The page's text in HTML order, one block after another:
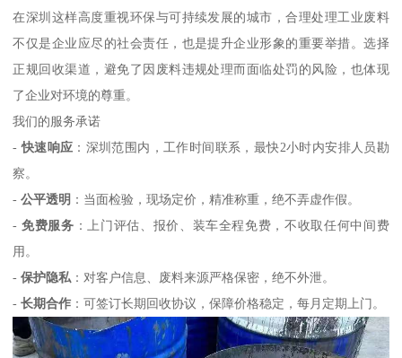
在深圳这样高度重视环保与可持续发展的城市，合理处理工业废料
不仅是企业应尽的社会责任，也是提升企业形象的重要举措。选择
正规回收渠道，避免了因废料违规处理而面临处罚的风险，也体现
了企业对环境的尊重。
我们的服务承诺
-快速响应 ：深圳范围内，工作时间联系，最快2小时内安排人员勘
察。
-公平透明 ：当面检验，现场定价，精准称重，绝不弄虚作假。
- 免费服务 ：上门评估、报价、装车全程免费，不收取任何中间费
用。
-保护隐私 ：对客户信息、废料来源严格保密，绝不外泄。
-长期合作 ：可签订长期回收协议，保障价格稳定，每月定期上门。